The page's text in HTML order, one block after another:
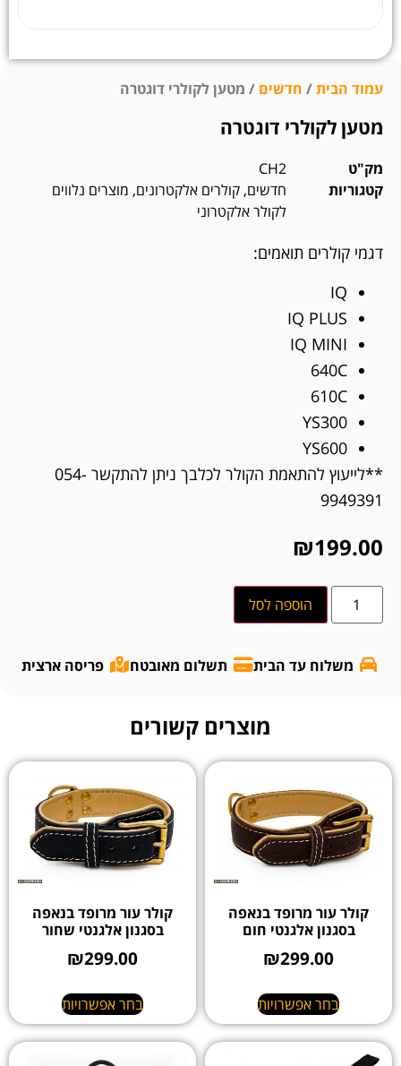
עמוד הבית/ חדשים / מטען לקולרי דוגטרה
מטען לקולרי דוגטרה
מק"ט
CH2
קטגוריות
חדשים, קולרים אלקטרונים, מוצרים נלווים
לקולר אלקטרוני
דגמי קולרים תואמים:
IQ
IQ PLUS
IQ MINI
640C
610C
YS300
YS600
**לייעוץ להתאמת הקולר לכלבך ניתן להתקשר 054-
9949391
₪199.00
הוספה לסל
משלוח עד הבית תשלום מאובטח פריסה ארצית
מוצרים קשורים
קולר עור מרופד בנאפה
בסגנון אלגנטי חום
₪299.00
בחר אפשרויות
קולר עור מרופד בנאפה
בסגנון אלגנטי שחור
₪299.00
בחר אפשרויות